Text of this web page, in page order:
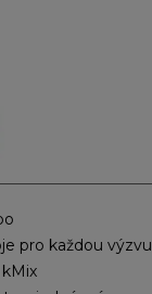
pro každou výzvu